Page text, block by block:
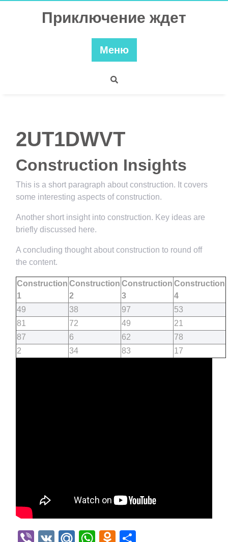
Приключение ждет
Меню
2UT1DWVT
Construction Insights
This is a short paragraph about construction. It covers
some interesting aspects of construction.
Another short insight into construction. Key ideas are
briefly discussed here.
A concluding thought about construction to round off
the content.
Construction
1
Construction
2
Construction
3
Construction
4
49
38 97
53
81
72 49
21
87
6 62
78
2
34 83 17